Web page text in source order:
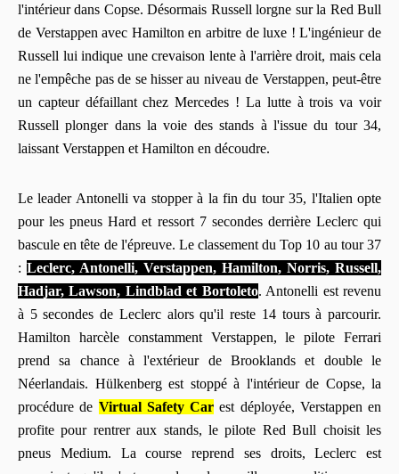
l'intérieur dans Copse. Désormais Russell lorgne sur la Red Bull
de Verstappen avec Hamilton en arbitre de luxe ! L'ingénieur de
Russell lui indique une crevaison lente à l'arrière droit, mais cela
ne l'empêche pas de se hisser au niveau de Verstappen, peut-être
un capteur défaillant chez Mercedes ! La lutte à trois va voir
Russell plonger dans la voie des stands à l'issue du tour 34,
laissant Verstappen et Hamilton en découdre.
Le leader Antonelli va stopper à la fin du tour 35, l'Italien opte
pour les pneus Hard et ressort 7 secondes derrière Leclerc qui
bascule en tête de l'épreuve. Le classement du Top 10 au tour 37
: Leclerc, Antonelli, Verstappen, Hamilton, Norris, Russell,
Hadjar, Lawson, Lindblad et Bortoleto. Antonelli est revenu
à 5 secondes de Leclerc alors qu'il reste 14 tours à parcourir.
Hamilton harcèle constamment Verstappen, le pilote Ferrari
prend sa chance à l'extérieur de Brooklands et double le
Néerlandais. Hülkenberg est stoppé à l'intérieur de Copse, la
procédure de Virtual Safety Car est déployée, Verstappen en
profite pour rentrer aux stands, le pilote Red Bull choisit les
pneus Medium. La course reprend ses droits, Leclerc est